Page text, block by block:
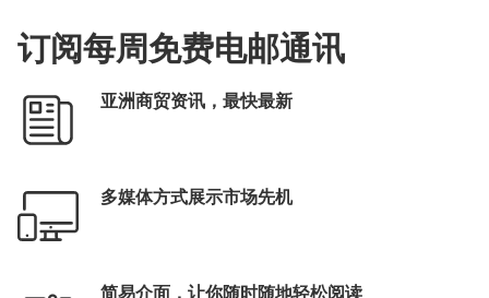
订阅每周免费电邮通讯
亚洲商贸资讯，最快最新
多媒体方式展示市场先机
简易介面，让你随时随地轻松阅读